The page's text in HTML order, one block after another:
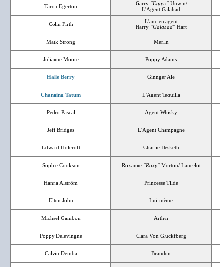
Taron Egerton Garry "Eggsy"Unwin/
L'Agent Galahad
Colin Firth
L'ancien agent
Harry "Galahad" Hart
Mark Strong Merlin
Julianne Moore Poppy Adams
Halle Berry Ginnger Ale
Channing Tatum L'Agent Tequilla
Pedro Pascal Agent Whisky
Jeff Bridges L'Agent Champagne
Edward Holcroft Charlie Hesketh
Sophie Cookson Roxanne "Roxy"Morton/ Lancelot
Hanna Alström Princesse Tilde
Elton John Lui-même
Michael Gambon Arthur
Poppy Delevingne Clara Von Gluckfberg
Calvin Demba Brandon